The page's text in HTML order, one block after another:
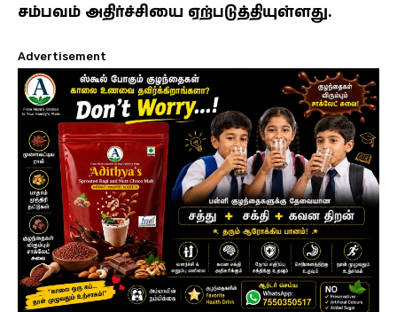
சம்பவம் அதிர்ச்சியை ஏற்படுத்தியுள்ளது.
Advertisement